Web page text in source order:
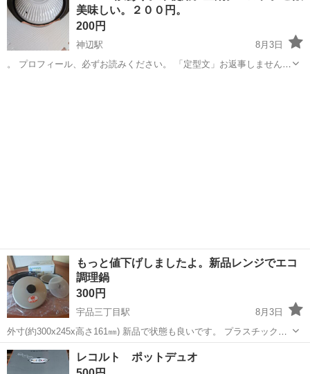
♪《山口県山口市》 人気の工...
美味しい。２００円。
200円
神辺駅
8月3日
。 プロフィール、必ずお読みください。 「定型文」お返事しません！
もっと値下げしましたよ。新品レンジでエコ
調理鍋
300円
宇品三丁目駅
8月3日
外寸(約300x245x高さ161㎜) 新品で状態も良いです。 プラスチックで
軽いので使いやすいと思います。
広島 広島市 宇品三丁目駅 調理器具
レコルト ポットデュオ